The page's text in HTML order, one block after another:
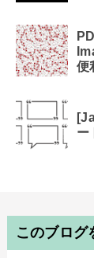
便
ー
このブログ